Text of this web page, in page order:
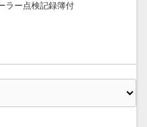
ラー点検記録簿付